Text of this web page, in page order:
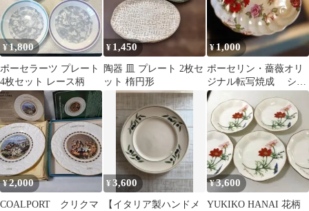
¥1,800
ポーセラーツ プレート
4枚セット レース柄
¥ 1,450
陶器 皿 プレート 2枚セ
ット 楕円形
¥1,000
ポーセリン・薔薇オリ
ジナル転写焼成 シェ
ルプレート ラスター
仕上げ
¥2,000
COALPORT クリクマ
¥3,600
【イタリア製ハンドメ
¥3,600
YUKIKO HANAI 花柄